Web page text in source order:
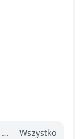
rokuWszystko